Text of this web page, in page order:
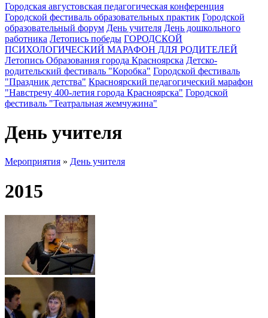
Городская августовская педагогическая конференция
Городской фестиваль образовательных практик Городской
образовательный форум День учителя День дошкольного
работника Летопись победы ГОРОДСКОЙ
ПСИХОЛОГИЧЕСКИЙ МАРАФОН ДЛЯ РОДИТЕЛЕЙ
Летопись Образования города Красноярска Детско-
родительский фестиваль "Коробка" Городской фестиваль
"Праздник детства" Красноярский педагогический марафон
"Навстречу 400-летия города Красноярска" Городской
фестиваль "Театральная жемчужина"
День учителя
Мероприятия » День учителя
2015